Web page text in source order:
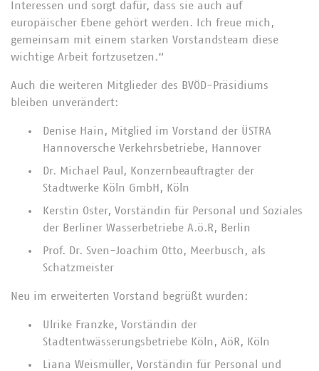
Interessen und sorgt dafür, dass sie auch auf
europäischer Ebene gehört werden. Ich freue mich,
gemeinsam mit einem starken Vorstandsteam diese
wichtige Arbeit fortzusetzen.“
Auch die weiteren Mitglieder des BVÖD-Präsidiums
bleiben unverändert:
Denise Hain, Mitglied im Vorstand der ÜSTRA
Hannoversche Verkehrsbetriebe, Hannover
Dr. Michael Paul, Konzernbeauftragter der
Stadtwerke Köln GmbH, Köln
Kerstin Oster, Vorständin für Personal und Soziales
der Berliner Wasserbetriebe A.ö.R, Berlin
Prof. Dr. Sven-Joachim Otto, Meerbusch, als
Schatzmeister
Neu im erweiterten Vorstand begrüßt wurden:
Ulrike Franzke, Vorständin der
Stadtentwässerungsbetriebe Köln, AöR, Köln
Liana Weismüller, Vorständin für Personal und